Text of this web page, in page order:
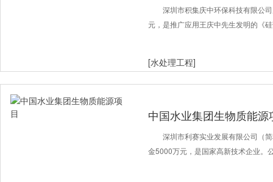
深圳市积集庆中环保科技有限公
元，是推广应用王庆中先生发明的《
[水处理工程]
中国水业集团生物质能源
深圳市利赛实业发展有限公司（
金5000万元，是国家高新技术企业。